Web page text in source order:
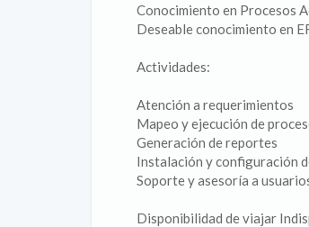
Conocimiento en Procesos
Deseable conocimiento en
Actividades:
Atención a requerimientos
Mapeo y ejecución de
Generación de reportes
Instalación y configuración
Soporte y asesoría a
Disponibilidad de viajar